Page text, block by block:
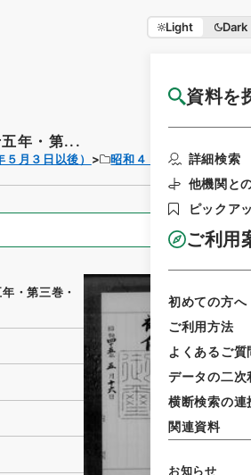
Light Dark
資料を
詳細検索
他機関と
ピックア
ご利用
初めての方へ
ご利用方法
よくあるご質
データの二次
横断検索の連
関連資料
お知らせ
年・第...
月３日以後） 昭和４５年 法律
全ての情報
・第三巻・